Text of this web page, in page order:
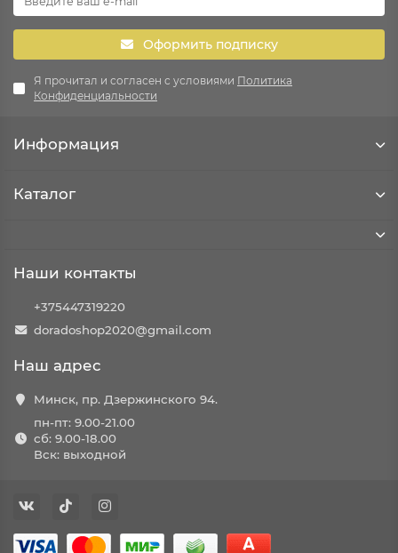
Оформить подписку
Я прочитал и согласен с условиями Политика
Конфиденциальности
Информация
Каталог
Наши контакты
+375447319220
doradoshop2020@gmail.com
Наш адрес
Минск, пр. Дзержинского 94.
пн-пт: 9.00-21.00
сб: 9.00-18.00
Вск: выходной